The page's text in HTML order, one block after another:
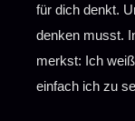
für dich denkt.
denken musst.
merkst: Ich
einfach ich zu